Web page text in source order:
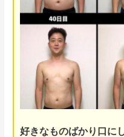
好きなものばかり口に